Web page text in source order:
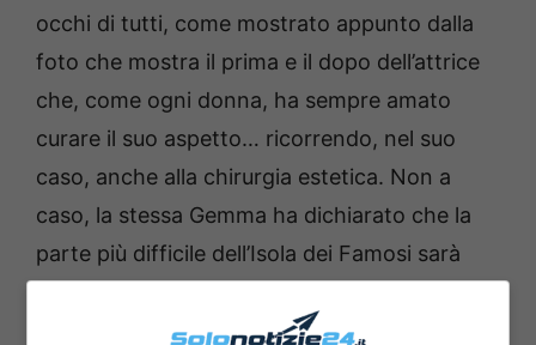
occhi di tutti, come mostrato appunto dalla
foto che mostra il prima e il dopo dell’attrice
che, come ogni donna, ha sempre amato
curare il suo aspetto… ricorrendo, nel suo
caso, anche alla chirurgia estetica. Non a
caso, la stessa Gemma ha dichiarato che la
parte più difficile dell’Isola dei Famosi sarà
quotidiano le permetteva di avere un aspetto